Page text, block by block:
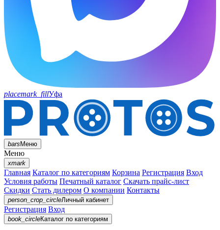
placemark_fillУфа
barsМеню
Меню
xmark
Главная Каталог по категориям Корзина Регистрация Вход
Условия работы Печатный каталог Скачать прайс-лист
Скидки Стать дилером О компании Контакты
person_crop_circleЛичный кабинет
Регистрация Вход
book_circleКаталог по категориям